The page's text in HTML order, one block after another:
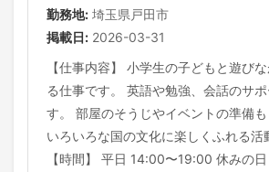
勤務地: 埼玉県戸田市
掲載日: 2026-03-31
【仕事内容】 小学生の子どもと遊び
る仕事です。 英語や勉強、会話のサ
す。 部屋のそうじやイベントの準備
いろいろな国の文化に楽しくふれる活
【時間】 平日 14:00〜19:00 休みの